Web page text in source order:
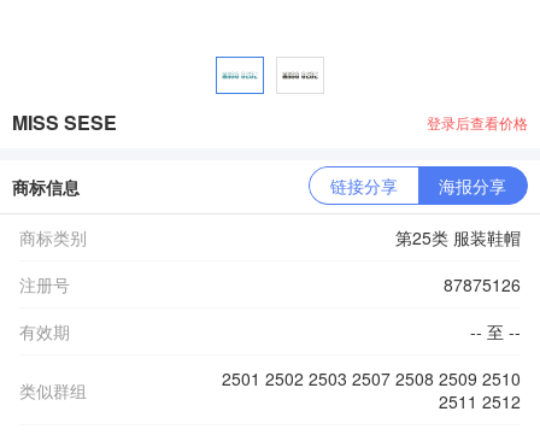
MISS SESE 登录后查看价格
商标信息 链接分享 海报分享
商标类别
第25类 服装鞋帽
注册号
87875126
有效期
-- 至 --
类似群组
2501 2502 2503 2507 2508 2509 2510
2511 2512